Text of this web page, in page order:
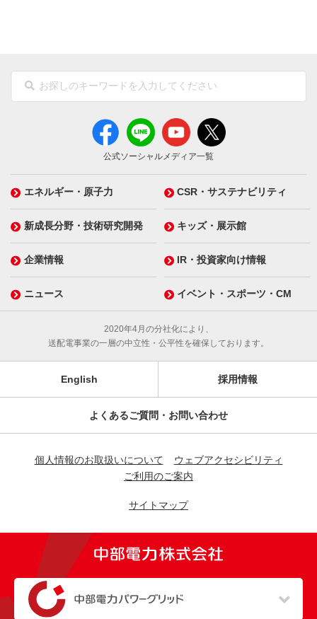
公式ソーシャルメディア一覧
エネルギー・原子力 CSR・サステナビリティ
新成長分野・技術研究開発 キッズ・展示館
企業情報 IR・投資家向け情報
ニュース イベント・スポーツ・CM
2020年4月の分社化により、
送配電事業の一層の中立性・公平性を確保しております。
English 採用情報
よくあるご質問・お問い合わせ
個人情報のお取扱いについて
ウェブアクセシビリティ
ご利用のご案内
サイトマップ
（新しいウィンドウを開きます）